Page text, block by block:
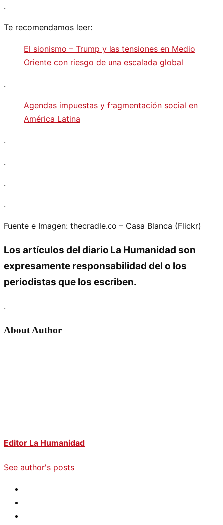
.
Te recomendamos leer:
El sionismo – Trump y las tensiones en Medio
Oriente con riesgo de una escalada global
.
Agendas impuestas y fragmentación social en
América Latina
.
.
.
.
Fuente e Imagen: thecradle.co – Casa Blanca (Flickr)
Los artículos del diario La Humanidad son
expresamente responsabilidad del o los
periodistas que los escriben.
.
About Author
Editor La Humanidad
See author's posts